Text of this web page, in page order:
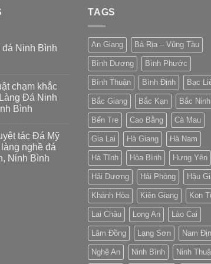
đá Ninh Bình
chạm khắc
Đá Ninh
Bình
tác Đá Mỹ
nghề đá
Ninh Bình
TAGS
An Giang Bà Rịa – Vũng Tàu
Bình Dương Bình Phước
Bình Thuận Bình Định Bạc
Bắc Giang Bắc Kạn Bắc Ninh
Bến Tre Cao Bằng Cà Mau
Gia Lai Hà Giang Hà Nam
Hà Tĩnh Hòa Bình Hưng Yên
Hải Dương Hải Phòng Hậu
Khánh Hòa Kiên Giang Kon
Lai Châu Long An Lào Cai
Lâm Đồng Lạng Sơn Nam
Nghệ An Ninh Bình Ninh